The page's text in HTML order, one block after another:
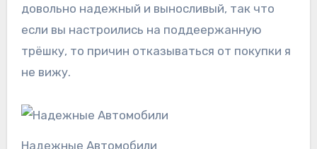
довольно надежный и выносливый, так что
если вы настроились на поддеержанную
трёшку, то причин отказываться от покупки я
не вижу.
Надежные Автомобили